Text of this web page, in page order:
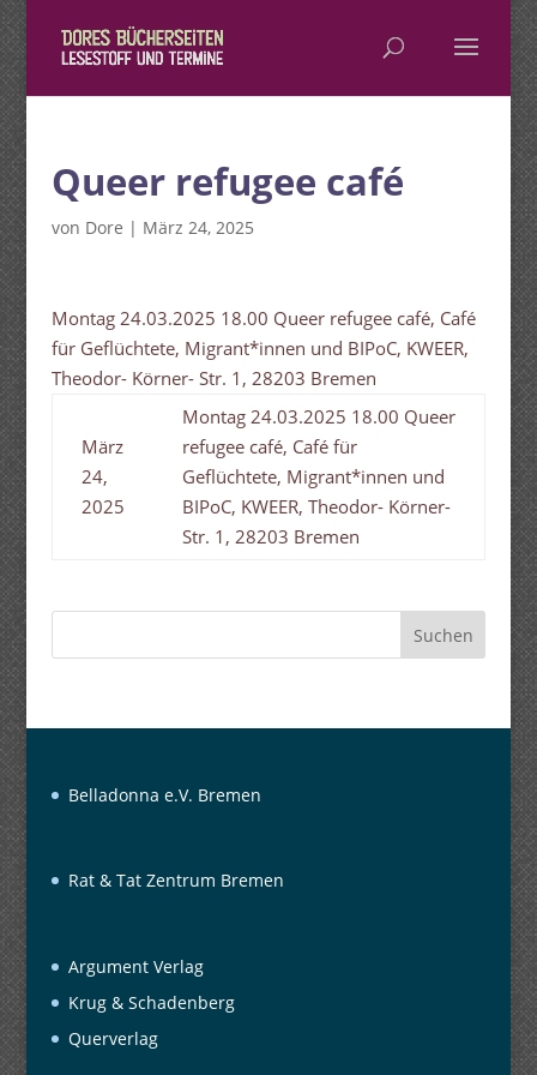
Queer refugee café
von Dore | März 24, 2025
Montag 24.03.2025 18.00 Queer refugee café, Café
für Geflüchtete, Migrant*innen und BIPoC, KWEER,
Theodor- Körner- Str. 1, 28203 Bremen
März
24,
2025
Montag 24.03.2025 18.00 Queer
refugee café, Café für
Geflüchtete, Migrant*innen und
BIPoC, KWEER, Theodor- Körner-
Str. 1, 28203 Bremen
Suchen
Belladonna e.V. Bremen
Rat & Tat Zentrum Bremen
Argument Verlag
Krug & Schadenberg
Querverlag